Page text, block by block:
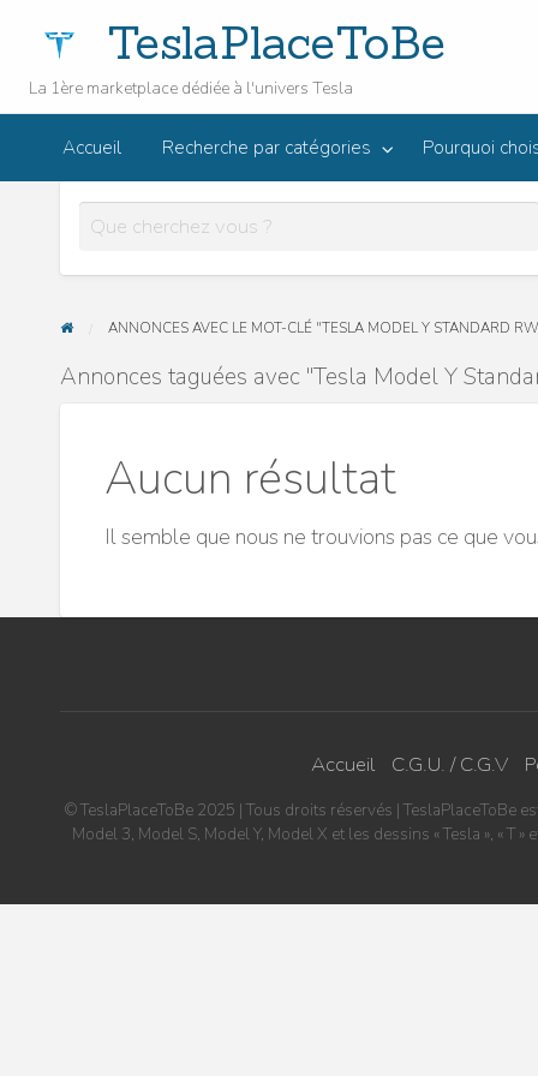
choisir
Envie
de
votre
Tesla ?
JOWUA
Accessoires FAQ
Le
TeslaPlaceToBe
La 1ère marketplace dédiée à l'univers Tesla
Accueil Recherche par catégories Pourquoi
ANNONCES AVEC LE MOT-CLÉ "TESLA MODEL Y STANDARD
Annonces taguées avec "Tesla Model Y
Aucun résultat
Il semble que nous ne trouvions pas ce que
Accueil C.G.U. / C.G.V
© TeslaPlaceToBe 2025 | Tous droits réservés | TeslaPlaceToBe
Model 3, Model S, Model Y, Model X et les dessins « Tesla », «